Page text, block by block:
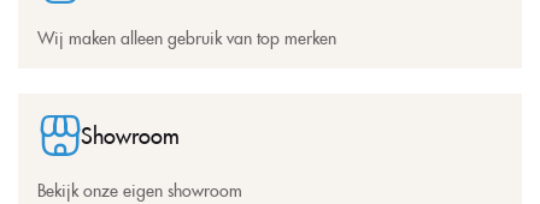
Wij maken alleen gebruik van top merken
Showroom
Bekijk onze eigen showroom